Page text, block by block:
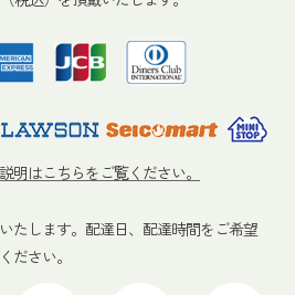
明はこちらをご覧ください。
たします。 配達日、配達時間をご希望
ださい。